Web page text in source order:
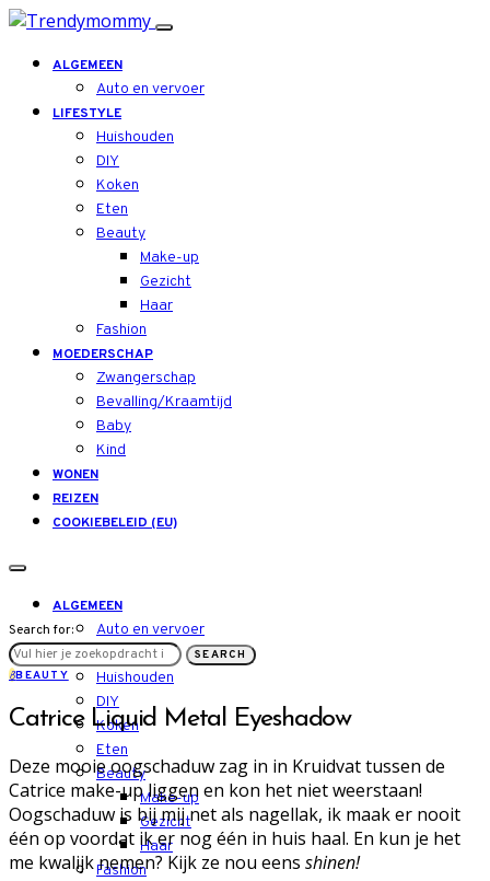
ALGEMEEN
Auto en vervoer
LIFESTYLE
Huishouden
DIY
Koken
Eten
Beauty
Make-up
Gezicht
Haar
Fashion
MOEDERSCHAP
Zwangerschap
Bevalling/Kraamtijd
Baby
Kind
WONEN
REIZEN
COOKIEBELEID (EU)
ALGEMEEN
Auto en vervoer
LIFESTYLE
Huishouden
DIY
Koken
Eten
Beauty
Make-up
Gezicht
Haar
Fashion
Search for:
SEARCH
BBEAUTY
Catrice Liquid Metal Eyeshadow
Deze mooie oogschaduw zag in in Kruidvat tussen de
Catrice make-up liggen en kon het niet weerstaan!
Oogschaduw is bij mij net als nagellak, ik maak er nooit
één op voordat ik er nog één in huis haal. En kun je het
me kwalijk nemen? Kijk ze nou eens shinen!